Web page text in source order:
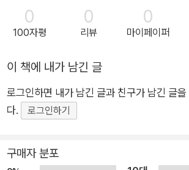
하지 않는 것처럼 셋의 마음도 나무도 그 자
가족이라는 이름으로 서로 표현하지 못했던
이 그림책을 통해, 서로를 돌아보고 안아주는
요. “우리는 서로가 있어서 정말 다행이라 생각했어.” 함께 성장
안에서 형제자매의 관계는 든든한 친구가 되
로를 이길 수 없는 경쟁자가 되기도 합니다.
태격하고 돌아서기도 합니다. 하지만 또 언제
워지기도 하고, 다시 멀어지기도 하지요. 세
0
100자평
0
리뷰
0
마이페이퍼
이 책에 내가 남긴 글
로그인하면 내가 남긴 글과 친구가 남긴 글
다.
로그인하기
구매자 분포